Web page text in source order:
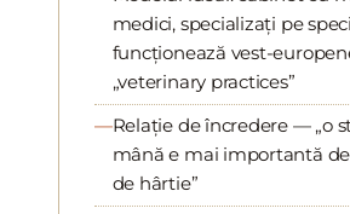
medici, specializați pe
funcționează vest-
„veterinary practices”
Relație de încredere — „o
mână e mai importantă
de hârtie”